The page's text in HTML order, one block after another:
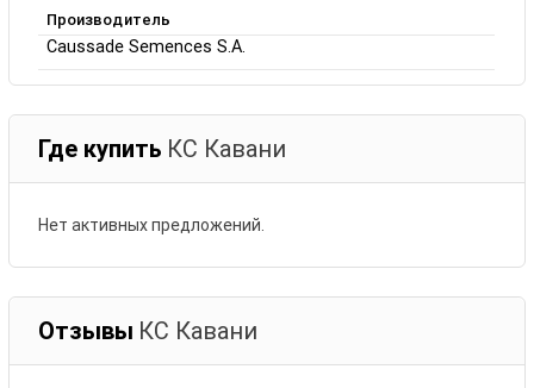
Производитель
Caussade Semences S.A.
Где купить КС Кавани
Нет активных предложений.
Отзывы КС Кавани